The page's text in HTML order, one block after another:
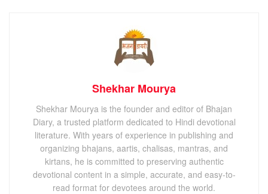
Shekhar Mourya
Shekhar Mourya is the founder and editor of Bhajan
Diary, a trusted platform dedicated to Hindi devotional
literature. With years of experience in publishing and
organizing bhajans, aartis, chalisas, mantras, and
kirtans, he is committed to preserving authentic
devotional content in a simple, accurate, and easy-to-
read format for devotees around the world.